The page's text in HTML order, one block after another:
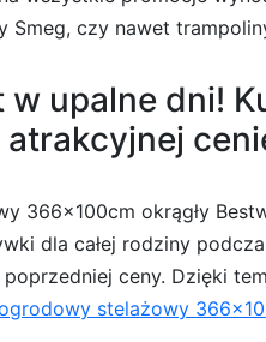
Smeg, czy nawet
w upalne dni!
366x100cm okrągły
dla całej rodziny
poprzedniej ceny. Dzięki
stelażowy